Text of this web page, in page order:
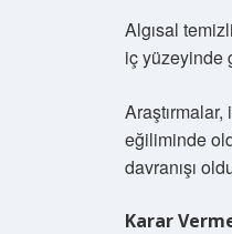
Algısal
iç yüzeyinde
eğiliminde
davranışı
Karar